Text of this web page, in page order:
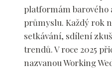
platformám barového
průmyslu. Každý rok
setkávání, sdílení
trendů. V roce 2025
nazvanou Working